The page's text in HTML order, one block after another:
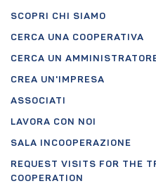
SCOPRI CHI SIAMO
CERCA UNA COOPERATIVA
CERCA UN
CREA UN'IMPRESA
ASSOCIATI
LAVORA CON NOI
SALA INCOOPERAZIONE
REQUEST VISITS FOR THE
COOPERATION